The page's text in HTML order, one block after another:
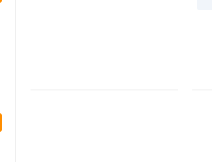
（税込） ￥